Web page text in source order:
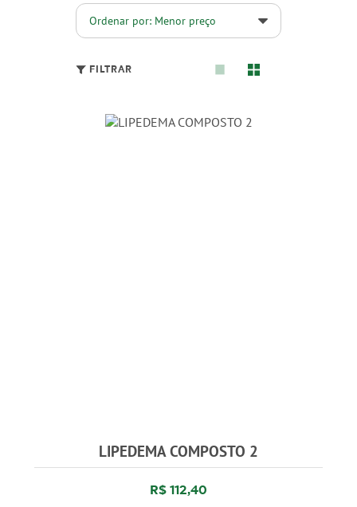
Ordenar por: Menor preço
FILTRAR
LIPEDEMA COMPOSTO 2
R$ 112,40